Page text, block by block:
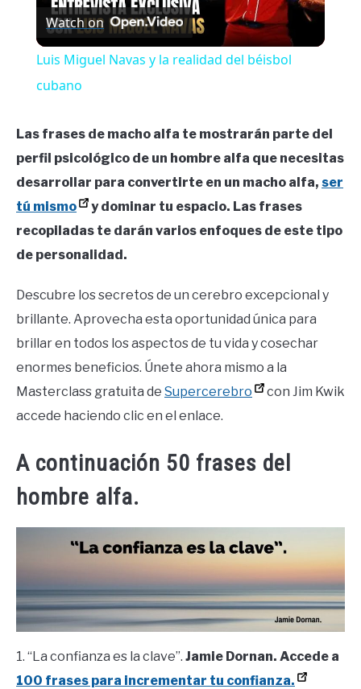
Video
Watch on
Luis Miguel Navas y la realidad del béisbol
cubano
Las frases de macho alfa te mostrarán parte del
perfil psicológico de un hombre alfa que necesitas
desarrollar para convertirte en un macho alfa, ser
tú mismo
y dominar tu espacio. Las frases
recopiladas te darán varios enfoques de este tipo
de personalidad.
Descubre los secretos de un cerebro excepcional y
brillante. Aprovecha esta oportunidad única para
brillar en todos los aspectos de tu vida y cosechar
enormes beneficios. Únete ahora mismo a la
Masterclass gratuita de Supercerebro
con Jim Kwik
accede haciendo clic en el enlace.
A continuación 50 frases del
hombre alfa.
1. “La confianza es la clave”. Jamie Dornan. Accede a
100 frases para incrementar tu confianza.